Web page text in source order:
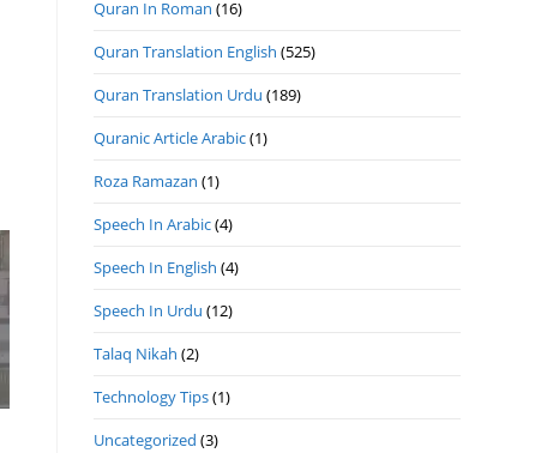
Quran In Roman (16)
Quran Translation English (525)
Quran Translation Urdu (189)
Quranic Article Arabic(1)
Roza Ramazan (1)
Speech In Arabic(4)
Speech In English (4)
Speech In Urdu (12)
Talaq Nikah (2)
Technology Tips(1)
Uncategorized (3)